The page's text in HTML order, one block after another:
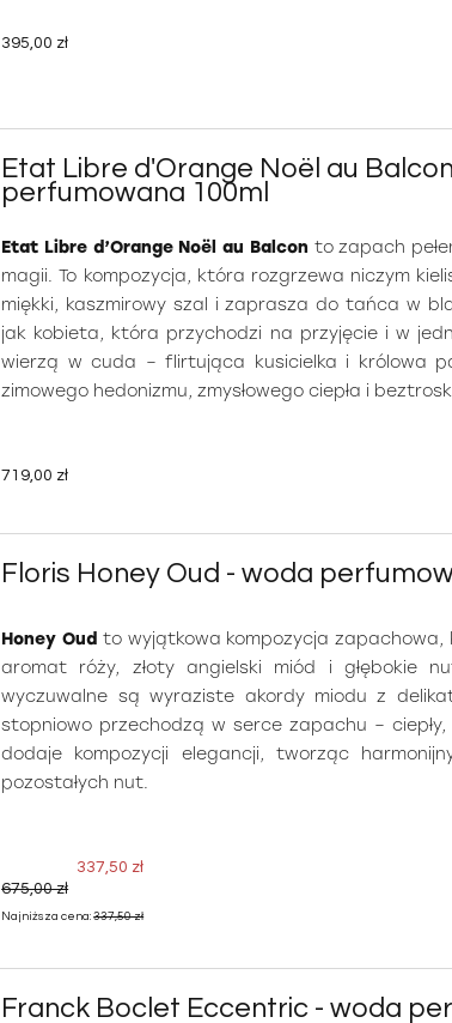
395,00 zł
Etat Libre d'Orange Noël au
perfumowana 100ml
Etat Libre d’Orange Noël au Balcon to zapach
magii. To kompozycja, która rozgrzewa niczym
miękki, kaszmirowy szal i zaprasza do tańca w
jak kobieta, która przychodzi na przyjęcie i w
wierzą w cuda – flirtująca kusicielka i królowa
zimowego hedonizmu, zmysłowego ciepła i
719,00 zł
Floris Honey Oud - woda
Honey Oud to wyjątkowa kompozycja zapachowa,
aromat róży, złoty angielski miód i głębokie
wyczuwalne są wyraziste akordy miodu z
stopniowo przechodzą w serce zapachu –
dodaje kompozycji elegancji, tworząc
pozostałych nut.
337,50 zł
675,00 zł
Najniższa cena:337,50 zł
Franck Boclet Eccentric - woda